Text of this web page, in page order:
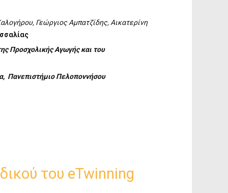
Γεώργιος Αμπατζίδης, Αικατερίνη
Προσχολικής Αγωγής και του
Πανεπιστήμιο Πελοποννήσου
του eTwinning